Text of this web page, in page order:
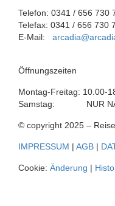
Telefon: 0341 / 656 730
Telefax: 0341 / 656 730
E-Mail:
Öffnungszeiten
Montag-Freitag: 10.00-
Samstag: NUR
© copyright 2025 –
IMPRESSUM | AGB |
Cookie: Änderung |